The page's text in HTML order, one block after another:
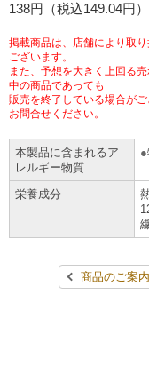
ニンテンドー・ダウン
スキャン
ファクス
チケット
プリペイドサービス
スポーツ振興くじ
行政サービス
セブン銀行ATM
ご利用可能なお支払い
スマホプリペイド
レジでApple Account
オンラインフォトサー
コインランドリー（店
イープラス
JTB
セブンネットショッピ
貸借対照表・損益計算
沿革
国内店舗数
売上高、店舗数推移
セブン‐イレブンの海
データで見るセブン‐
セブン‐イレブンの「
サステナビリティ推進
GREEN CHALLENGE
4VISIONS
サステナビリティニュ
サステナビリティレポ
報告書ライブラリー
アルバイト情報
店舗検索
お問い合わせ
Language
English (Corporate)
English (Services)
简体中文(服务)
한국어(서비스)
138円（税込149.04円）
掲載商品は、店舗により取
ございます。
また、予想を大きく上回る
中の商品であっても
販売を終了している場合が
お問合せください。
本製品に含まれるア
レルギー物質
栄養成分
商品のご案